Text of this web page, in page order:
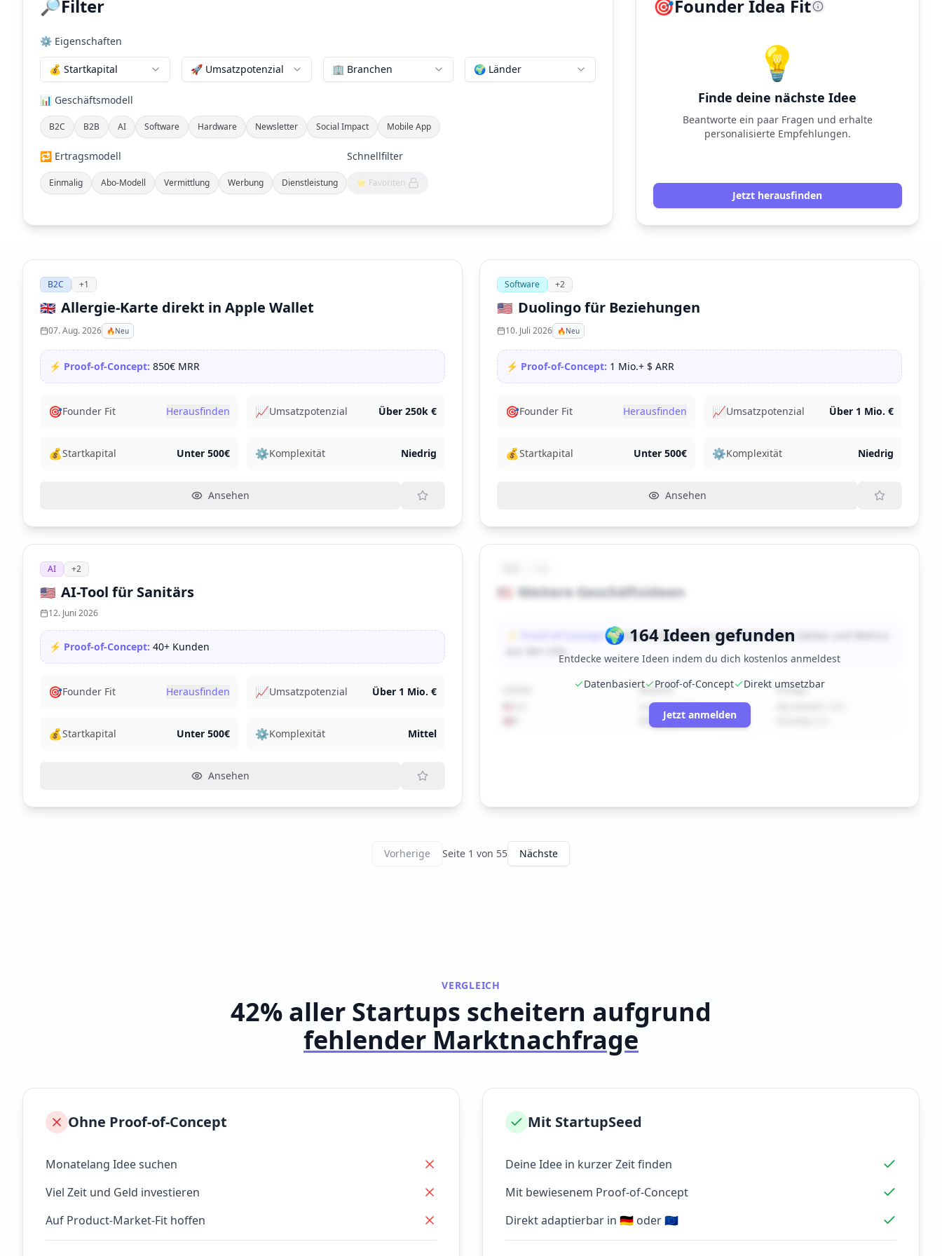
🔎Filter
⚙️ Eigenschaften
💰 Startkapital 🚀 Umsatzpotenzial 🏢 Branchen 🌍 Länder
📊 Geschäftsmodell
B2C B2B AI Software Hardware Newsletter Social Impact Mobile App
🔁 Ertragsmodell
Einmalig Abo-Modell Vermittlung Werbung Dienstleistung
Schnellfilter
⭐ Favoriten
🎯Founder Idea Fit
💡
Finde deine nächste Idee
Beantworte ein paar Fragen und erhalte
personalisierte Empfehlungen.
Jetzt herausfinden
B2C +1
🇬🇧 Allergie-Karte direkt in Apple Wallet
07. Aug. 2026 🔥Neu
⚡ Proof-of-Concept: 850€ MRR
🎯Founder Fit Herausfinden 📈Umsatzpotenzial Über 250k €
💰Startkapital Unter 500€ ⚙️Komplexität Niedrig
Ansehen
Software +2
🇺🇸 Duolingo für Beziehungen
10. Juli 2026 🔥Neu
⚡ Proof-of-Concept: 1 Mio.+ $ ARR
🎯Founder Fit Herausfinden 📈Umsatzpotenzial Über 1 Mio. €
💰Startkapital Unter 500€ ⚙️Komplexität Niedrig
Ansehen
AI +2
🇺🇸 AI-Tool für Sanitärs
12. Juni 2026
⚡ Proof-of-Concept: 40+ Kunden
🎯Founder Fit Herausfinden 📈Umsatzpotenzial Über 1 Mio. €
💰Startkapital Unter 500€ ⚙️Komplexität Mittel
Ansehen
🇺🇸 Weitere Geschäftsideen
⚡ Proof-of-Concept:Validierte Geschäftsmodelle mit echten Zahlen und Metrics
Modelle
Software
B2B
114)
Erträge
🌍164Ideen gefunden
Entdecke weitere Ideen indem du dich kostenlos anmeldest
Datenbasiert
Proof-of-Concept Direkt umsetzbar
Jetzt anmelden
Vorherige Seite 1 von 55 Nächste
VERGLEICH
42% aller Startups scheitern aufgrund
fehlender Marktnachfrage
Ohne Proof-of-Concept
Monatelang Idee suchen
Viel Zeit und Geld investieren
Auf Product-Market-Fit hoffen
Mit StartupSeed
Deine Idee in kurzer Zeit finden
Mit bewiesenem Proof-of-Concept
Direkt adaptierbar in 🇩🇪 oder 🇪🇺